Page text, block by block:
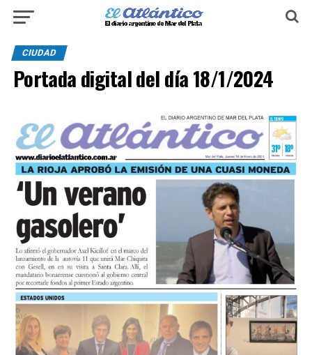
CIUDAD
Portada digital del día 18/1/2024